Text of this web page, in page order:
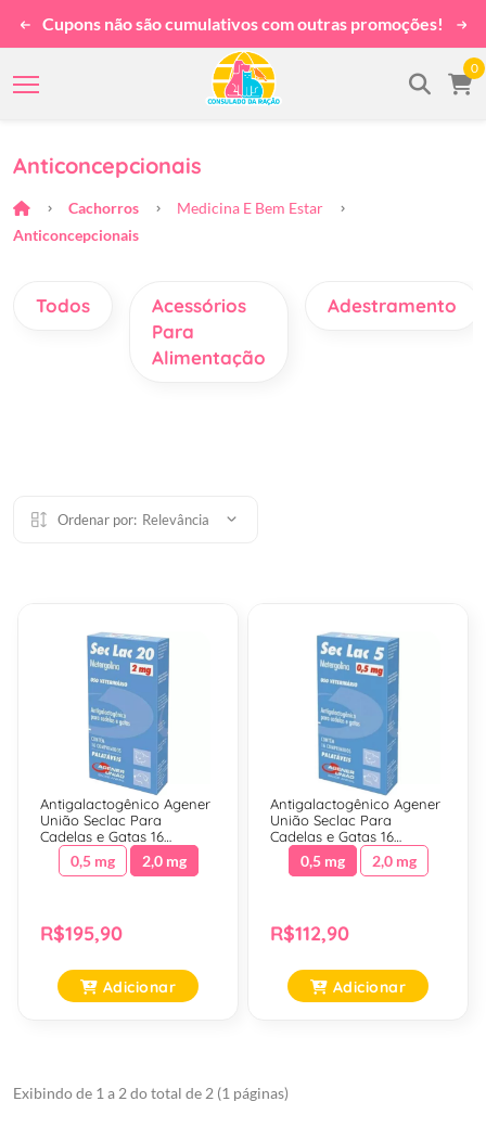
Cupons não são cumulativos com outras promoções!
0
Anticoncepcionais
Cachorros
Medicina E Bem Estar
Anticoncepcionais
Todos
Acessórios
Para
Alimentação
Adestramento
Ordenar por: Relevância
Antigalactogênico Agener
União Seclac Para
Cadelas e Gatas 16
Comprimidos - 2,0 Mg
0,5 mg 2,0 mg
R$195,90
Adicionar
Antigalactogênico Agener
União Seclac Para
Cadelas e Gatas 16
Comprimidos - 0,5 Mg
0,5 mg 2,0 mg
R$112,90
Adicionar
Exibindo de 1 a 2 do total de 2 (1 páginas)